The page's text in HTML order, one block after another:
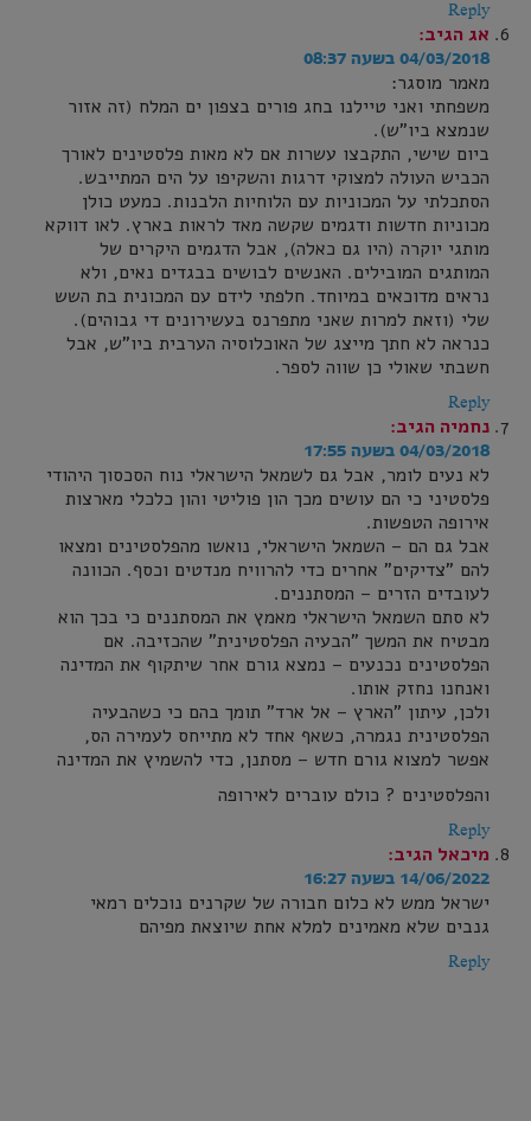
Reply
אג הגיב:
04/03/2018 בשעה 08:37
מאמר מוסגר:
משפחתי ואני טיילנו בחג פורים בצפון ים המלח (זה אזור
שנמצא ביו"ש).
ביום שישי, התקבצו עשרות אם לא מאות פלסטינים לאורך
הכביש העולה למצוקי דרגות והשקיפו על הים המתייבש.
הסתכלתי על המכוניות עם הלוחיות הלבנות. כמעט כולן
מכוניות חדשות ודגמים שקשה מאד לראות בארץ. לאו דווקא
מותגי יוקרה (היו גם כאלה), אבל הדגמים היקרים של
המותגים המובילים. האנשים לבושים בבגדים נאים, ולא
נראים מדוכאים במיוחד. חלפתי לידם עם המכונית בת השש
שלי (וזאת למרות שאני מתפרנס בעשירונים די גבוהים).
כנראה לא חתך מייצג של האוכלוסיה הערבית ביו"ש, אבל
חשבתי שאולי כן שווה לספר.
Reply
נחמיה הגיב:
04/03/2018 בשעה 17:55
לא נעים לומר, אבל גם לשמאל הישראלי נוח הסכסוך היהודי
פלסטיני כי הם עושים מכך הון פוליטי והון כלכלי מארצות
אירופה הטפשות.
אבל גם הם – השמאל הישראלי, נואשו מהפלסטינים ומצאו
להם "צדיקים" אחרים כדי להרוויח מנדטים וכסף. הכוונה
לעובדים הזרים – המסתננים.
לא סתם השמאל הישראלי מאמץ את המסתננים כי בכך הוא
מבטיח את המשך "הבעיה הפלסטינית" שהכזיבה. אם
הפלסטינים נכנעים – נמצא גורם אחר שיתקוף את המדינה
ואנחנו נחזק אותו.
ולכן, עיתון "הארץ – אל ארד" תומך בהם כי כשהבעיה
הפלסטינית נגמרה, כשאף אחד לא מתייחס לעמירה הס,
אפשר למצוא גורם חדש – מסתנן, כדי להשמיץ את המדינה
והפלסטינים ? כולם עוברים לאירופה
Reply
מיכאל הגיב:
14/06/2022 בשעה 16:27
ישראל ממש לא כלום חבורה של שקרנים נוכלים רמאי
גנבים שלא מאמינים למלא אחת שיוצאת מפיהם
Reply